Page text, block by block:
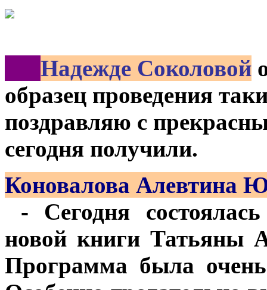
Надежде Соколовой
образец проведения
поздравляю с
сегодня получили.
Коновалова Алевтина
- Сегодня
новой книги Татьяны
Программа была